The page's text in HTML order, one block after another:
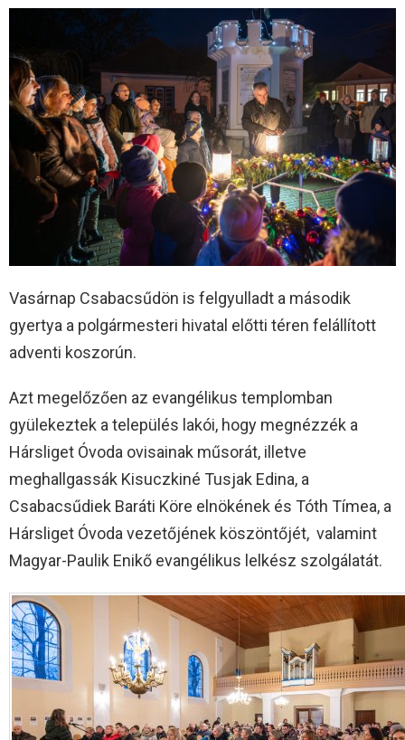
Vasárnap Csabacsűdön is felgyulladt a második
gyertya a polgármesteri hivatal előtti téren felállított
adventi koszorún.
Azt megelőzően az evangélikus templomban
gyülekeztek a település lakói, hogy megnézzék a
Hársliget Óvoda ovisainak műsorát, illetve
meghallgassák Kisuczkiné Tusjak Edina, a
Csabacsűdiek Baráti Köre elnökének és Tóth Tímea, a
Hársliget Óvoda vezetőjének köszöntőjét, valamint
Magyar-Paulik Enikő evangélikus lelkész szolgálatát.